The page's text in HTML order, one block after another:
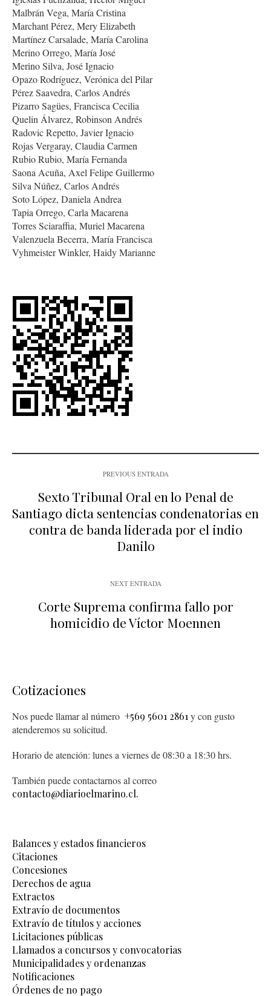
Malbrán Vega, María Cristina
Marchant Pérez, Mery Elizabeth
Martínez Carsalade, María Carolina
Merino Orrego, María José
Merino Silva, José Ignacio
Opazo Rodríguez, Verónica del Pilar
Pérez Saavedra, Carlos Andrés
Pizarro Sagües, Francisca Cecilia
Quelin Álvarez, Robinson Andrés
Radovic Repetto, Javier Ignacio
Rojas Vergaray, Claudia Carmen
Rubio Rubio, María Fernanda
Saona Acuña, Axel Felipe Guillermo
Silva Núñez, Carlos Andrés
Soto López, Daniela Andrea
Tapia Orrego, Carla Macarena
Torres Sciaraffia, Muriel Macarena
Valenzuela Becerra, María Francisca
Vyhmeister Winkler, Haidy Marianne
PREVIOUS ENTRADA
Sexto Tribunal Oral en lo Penal de
Santiago dicta sentencias condenatorias en
contra de banda liderada por el indio
Danilo
NEXT ENTRADA
Corte Suprema confirma fallo por
homicidio de Víctor Moennen
Cotizaciones
Nos puede llamar al número +569 5601 2861 y con gusto
atenderemos su solicitud.
Horario de atención: lunes a viernes de 08:30 a 18:30 hrs.
También puede contactarnos al correo
contacto@diarioelmarino.cl.
Balances y estados financieros
Citaciones
Concesiones
Derechos de agua
Extractos
Extravío de documentos
Extravío de títulos y acciones
Licitaciones públicas
Llamados a concursos y convocatorias
Municipalidades y ordenanzas
Notificaciones
Órdenes de no pago